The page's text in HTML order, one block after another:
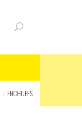
ENCHUFES